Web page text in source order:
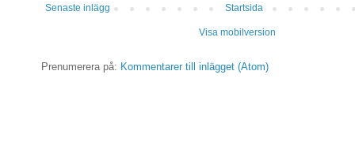
Senaste inlägg Startsida
Visa mobilversion
Prenumerera på: Kommentarer till inlägget (Atom)